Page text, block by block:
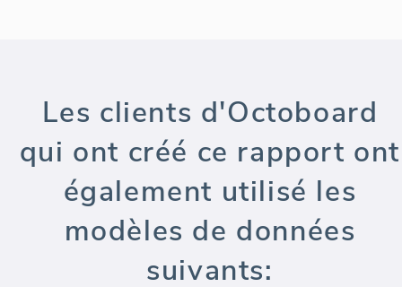
Les clients d'Octoboard
qui ont créé ce rapport ont
également utilisé les
modèles de données
suivants: